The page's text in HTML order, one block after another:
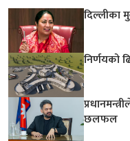
दिल्लीका
निर्णयको
छलफल